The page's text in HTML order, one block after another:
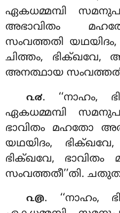
ഏകധമ്മമ്പി
അഭാവിതം
സംവത്തതി യഥയിദം,
ചിത്തം, ഭിക്ഖവേ,
അനത്ഥായ
൨൪. ‘‘നാഹം,
ഏകധമ്മമ്പി
ഭാവിതം മഹതോ
യഥയിദം,
ഭിക്ഖവേ,
സംവത്തതീ’’തി.
൨൫. ‘‘നാഹം,